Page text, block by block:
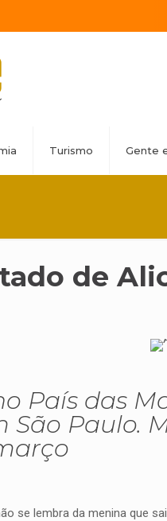
Turismo Gente
de
País das
São Paulo.
se lembra da menina que